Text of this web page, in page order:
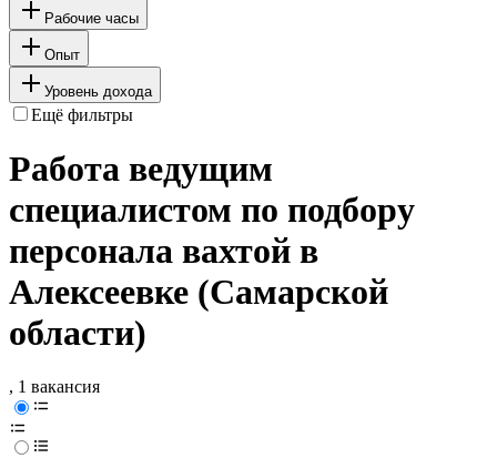
Рабочие часы
Опыт
Уровень дохода
Ещё фильтры
Работа ведущим
специалистом по подбору
персонала вахтой в
Алексеевке (Самарской
области)
, 1 вакансия